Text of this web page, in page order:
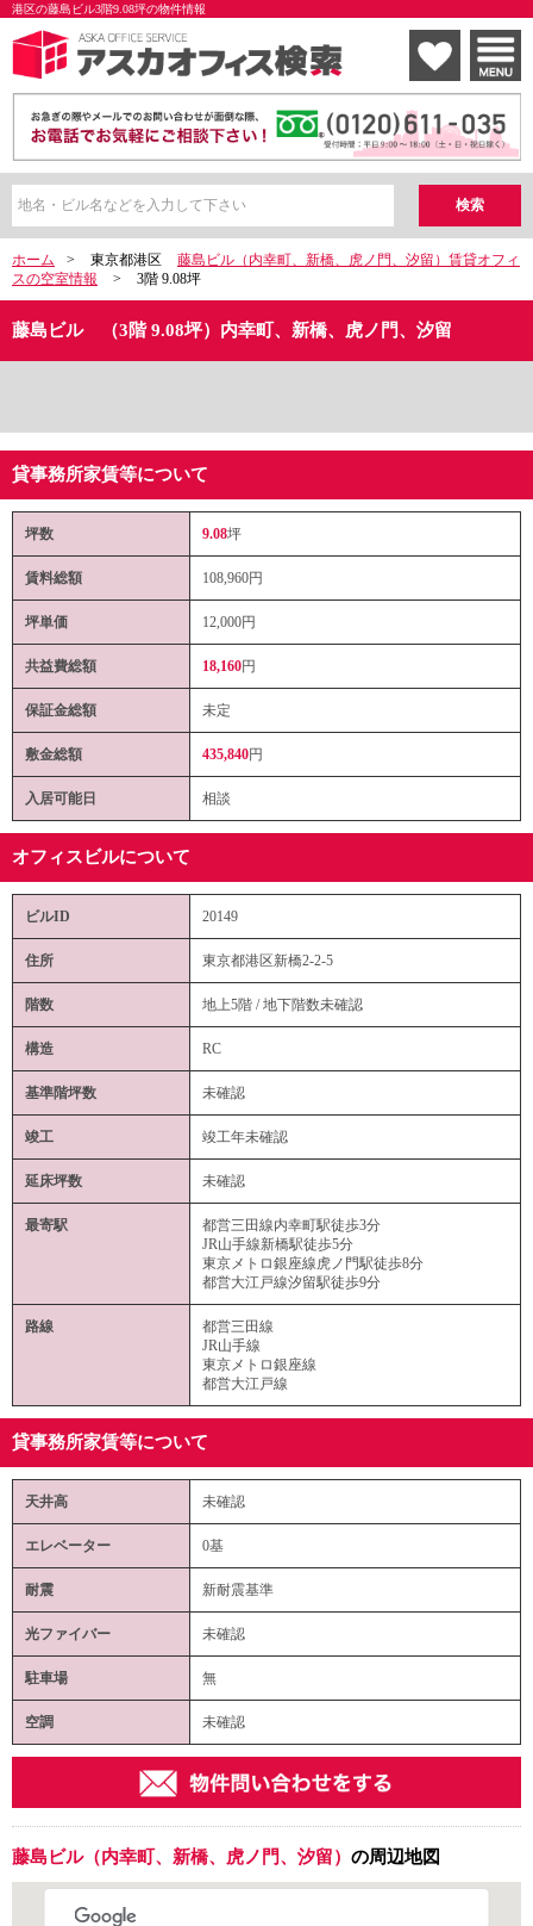
港区の藤島ビル3階9.08坪の物件情報
ホーム > 東京都港区
藤島ビル（内幸町、新橋、虎ノ門、汐留）賃貸オフィ
スの空室情報
> 3階 9.08坪
藤島ビル （3階 9.08坪）内幸町、新橋、虎ノ門、汐留
貸事務所家賃等について
坪数 9.08坪
賃料総額 108,960円
坪単価 12,000円
共益費総額 18,160円
保証金総額 未定
敷金総額 435,840円
入居可能日 相談
オフィスビルについて
ビルID 20149
住所 東京都港区新橋2-2-5
階数 地上5階 / 地下階数未確認
構造 RC
基準階坪数 未確認
竣工 竣工年未確認
延床坪数 未確認
最寄駅
都営三田線内幸町駅徒歩3分
JR山手線新橋駅徒歩5分
東京メトロ銀座線虎ノ門駅徒歩8分
都営大江戸線汐留駅徒歩9分
路線
都営三田線
JR山手線
東京メトロ銀座線
都営大江戸線
貸事務所家賃等について
天井高 未確認
エレベーター 0基
耐震 新耐震基準
光ファイバー 未確認
駐車場 無
空調 未確認
藤島ビル（内幸町、新橋、虎ノ門、汐留） の周辺地図